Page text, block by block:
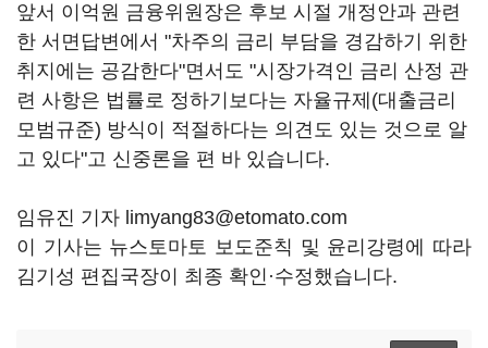
앞서 이억원 금융위원장은 후보 시절 개정안과 관련
한 서면답변에서 "차주의 금리 부담을 경감하기 위한
취지에는 공감한다"면서도 "시장가격인 금리 산정 관
련 사항은 법률로 정하기보다는 자율규제(대출금리
모범규준) 방식이 적절하다는 의견도 있는 것으로 알
고 있다"고 신중론을 편 바 있습니다.
임유진 기자 limyang83@etomato.com
이 기사는 뉴스토마토 보도준칙 및 윤리강령에 따라
김기성 편집국장이 최종 확인·수정했습니다.